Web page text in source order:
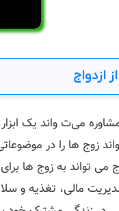
ازدواج
می‌ت واند یک
‌ها را در
می ‌تواند به زوج ‌ها
مدیریت مالی، تغذیه